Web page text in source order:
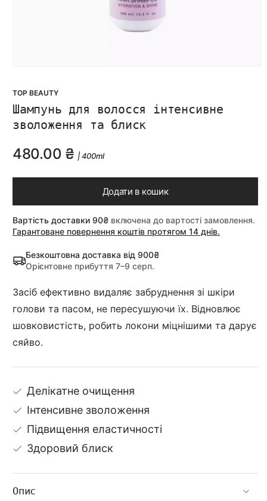
вікні
TOP BEAUTYКОД
Шампунь для волосся інтенсивне
зволоження та блиск
Regular
price
480.00 ₴ |400ml
Додати в кошик
Вартість доставки 90₴ включена до вартості замовлення.
Гарантоване повернення коштів протягом 14 днів.
Безкоштовна доставка від 900₴
Орієнтовне прибуття 7–9 серп.
Засіб ефективно видаляє забруднення зі шкіри
голови та пасом, не пересушуючи їх. Відновлює
шовковистість, робить локони міцнішими та дарує
сяйво.
Делікатне очищення
Інтенсивне зволоження
Підвищення еластичності
Здоровий блиск
Опис